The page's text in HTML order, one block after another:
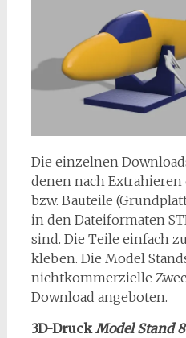
Die einzelnen
denen nach
bzw. Bauteile
in den Dateiformaten
sind. Die Teile einfach
kleben. Die Model
nichtkommerzielle
Download angeboten.
3D-DruckModel Stand